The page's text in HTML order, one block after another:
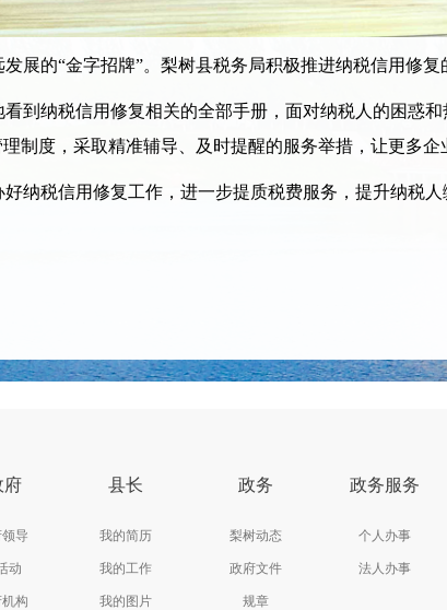
的“金字招牌”。梨树县税务局积极推进纳税信用修复
纳税信用修复相关的全部手册，面对纳税人的困惑和
制度，采取精准辅导、及时提醒的服务举措，让更多企
税信用修复工作，进一步提质税费服务，提升纳税
府
导
动
构
县长
我的简历
我的工作
我的图片
政务
梨树动态
政府文件
规章
政务服务
个人办事
法人办事